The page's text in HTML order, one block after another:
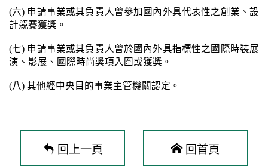
(六) 申請事業或其負責人曾參加國內外具代表性之創業、設
計競賽獲獎。
(七) 申請事業或其負責人曾於國內外具指標性之國際時裝展
演、影展、國際時尚獎項入圍或獲獎。
(八) 其他經中央目的事業主管機關認定。
回上一頁 回首頁